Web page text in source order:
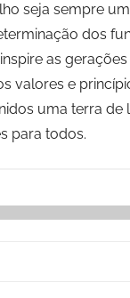
seja sempre
dos
as
valores e
uma terra de
para todos.